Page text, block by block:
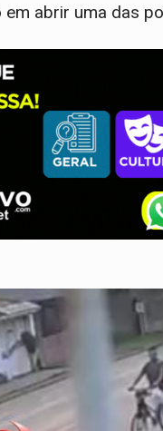
abrir uma das